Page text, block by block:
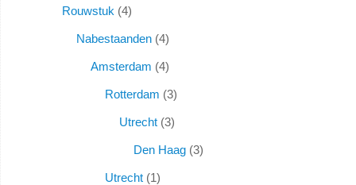
Rouwstuk 4
Nabestaanden 4
Amsterdam 4
Rotterdam 3
Utrecht 3
Den Haag 3
Utrecht 1